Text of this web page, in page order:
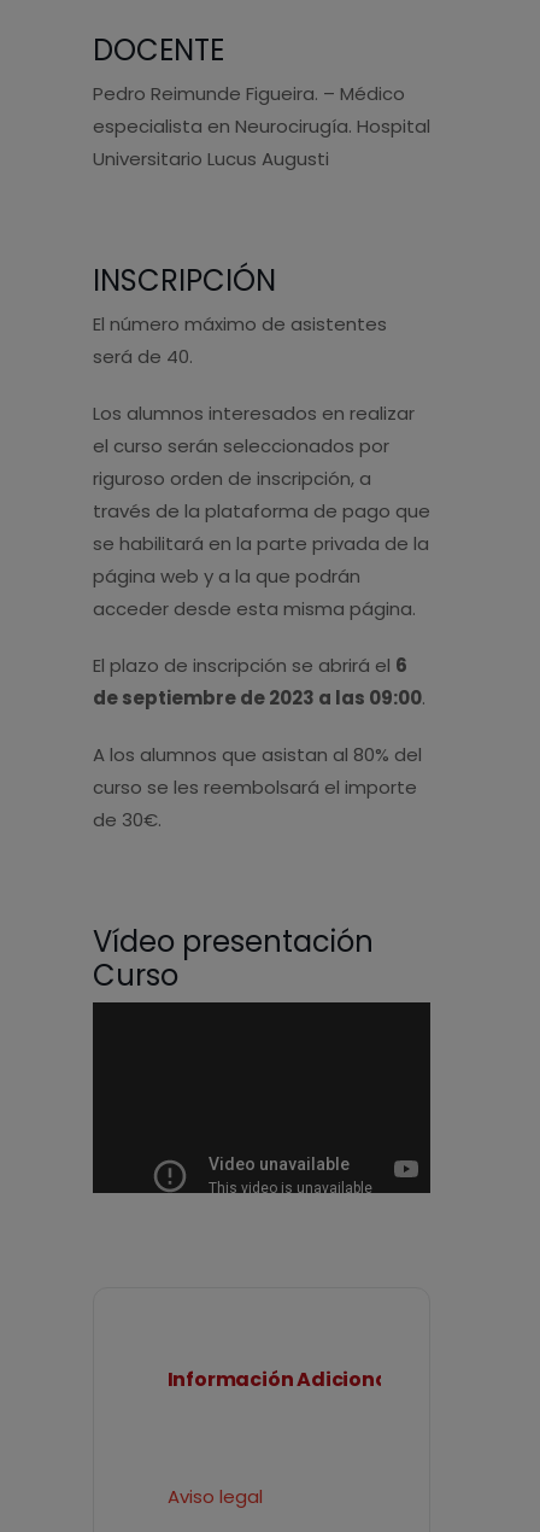
DOCENTE
Pedro Reimunde Figueira. – Médico
especialista en Neurocirugía. Hospital
Universitario Lucus Augusti
INSCRIPCIÓN
El número máximo de asistentes
será de 40.
Los alumnos interesados en realizar
el curso serán seleccionados por
riguroso orden de inscripción, a
través de la plataforma de pago que
se habilitará en la parte privada de la
página web y a la que podrán
acceder desde esta misma página.
El plazo de inscripción se abrirá el 6
de septiembre de 2023 a las 09:00.
A los alumnos que asistan al 80% del
curso se les reembolsará el importe
de 30€.
Vídeo presentación
Curso
Información Adicional
Aviso legal